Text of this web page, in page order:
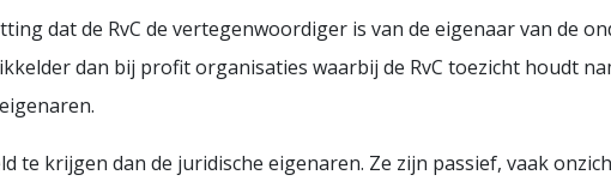
dat de RvC de vertegenwoordiger is van de eigenaar van de
dan bij profit organisaties waarbij de RvC toezicht houdt
te krijgen dan de juridische eigenaren. Ze zijn passief, vaak